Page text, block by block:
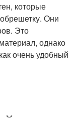
которые
Они
Это
однако
очень удобный